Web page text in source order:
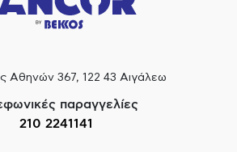
Αθηνών 367, 122 43 Αιγάλεω
παραγγελίες
210 2241141